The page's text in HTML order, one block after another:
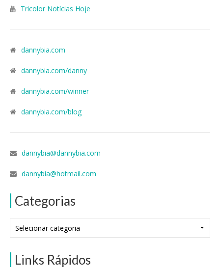
Tricolor Notícias Hoje
dannybia.com
dannybia.com/danny
dannybia.com/winner
dannybia.com/blog
dannybia@dannybia.com
dannybia@hotmail.com
Categorias
Links Rápidos